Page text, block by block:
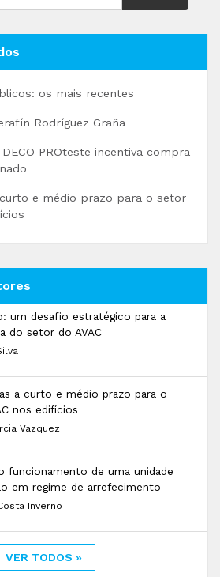
os mais recentes
Rodríguez Graña
PROteste incentiva compra
e médio prazo para o setor
um desafio estratégico para a
do setor do AVAC
a curto e médio prazo para o
nos edifícios
Vazquez
funcionamento de uma unidade
em regime de arrefecimento
Inverno
VER TODOS »